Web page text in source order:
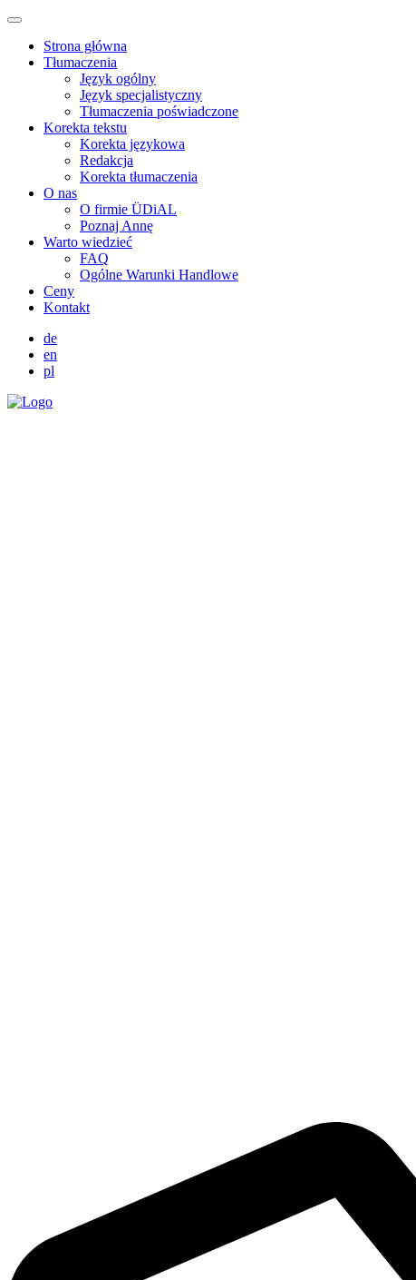
Strona główna
Tłumaczenia
Język ogólny
Język specjalistyczny
Tłumaczenia poświadczone
Korekta tekstu
Korekta językowa
Redakcja
Korekta tłumaczenia
O nas
O firmie ÜDiAL
Poznaj Annę
Warto wiedzieć
FAQ
Ogólne Warunki Handlowe
Ceny
Kontakt
de
en
pl